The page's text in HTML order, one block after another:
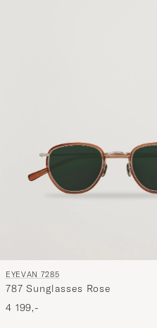
EYEVAN 7285
787 Sunglasses Rose
4 199,-